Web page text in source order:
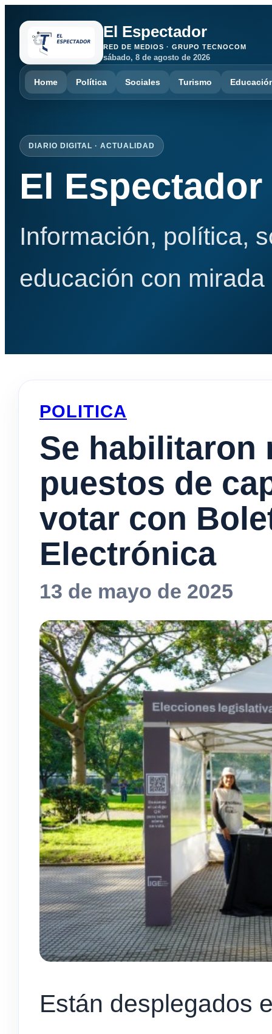
El Espectador
RED DE MEDIOS · GRUPO TECNOCOM
sábado, 8 de agosto de 2026
Home Política Sociales Turismo
DIARIO DIGITAL · ACTUALIDAD
El Espectador
Información, política,
educación con
POLITICA
Se habilitaron
puestos de
votar con
Electrónica
13 de mayo de 2025
Están desplegados